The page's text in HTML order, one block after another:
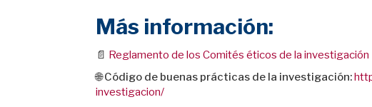
Más información:
📄 Reglamento de los Comités éticos de la investigación
🌐 Código de buenas prácticas de la investigación:
investigacion/